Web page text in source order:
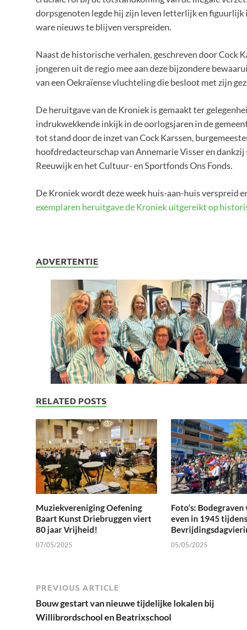
dorpsgenoten legde hij zijn leven letterlijk en figuurlijk
ware nieuws te blijven verspreiden.
Naast de historische verhalen, geschreven door Cock
jongeren uit de regio mee aan deze bijzondere
van een Oekraïense vluchteling die besloot met zijn
De heruitgave van de Kroniek is gemaakt ter
indrukwekkende inkijk in de oorlogsjaren in de
tot stand door de inzet van Cock Karssen,
hoofdredacteurschap van Annemarie Visser en
Reeuwijk en het Cultuur- en Sportfonds Ons Fonds.
De Kroniek wordt deze week huis-aan-huis verspreid
exemplaren heruitgave de Kroniek uitgereikt op
ADVERTENTIE
RELATED POSTS
Muziekvereniging Oefening
Baart Kunst Driebruggen viert
80 jaar Vrijheid!
07/05/2025
Foto’s:
even in 1945 tijdens
05/05/2025
PREVIOUS ARTICLE
Bouw gestart van nieuwe tijdelijke lokalen bij
Willibrordschool en Beatrixschool